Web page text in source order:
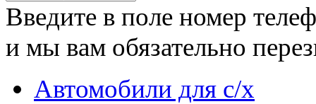
Введите в поле номер
и мы вам обязательно
Автомобили для с/х